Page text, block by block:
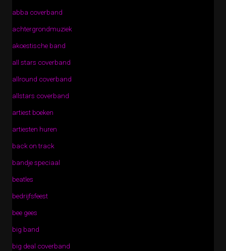
abba coverband
achtergrondmuziek
akoestische band
all stars coverband
allround coverband
allstars coverband
artiest boeken
artiesten huren
back on track
bandje speciaal
beatles
bedrijfsfeest
bee gees
big band
big deal coverband